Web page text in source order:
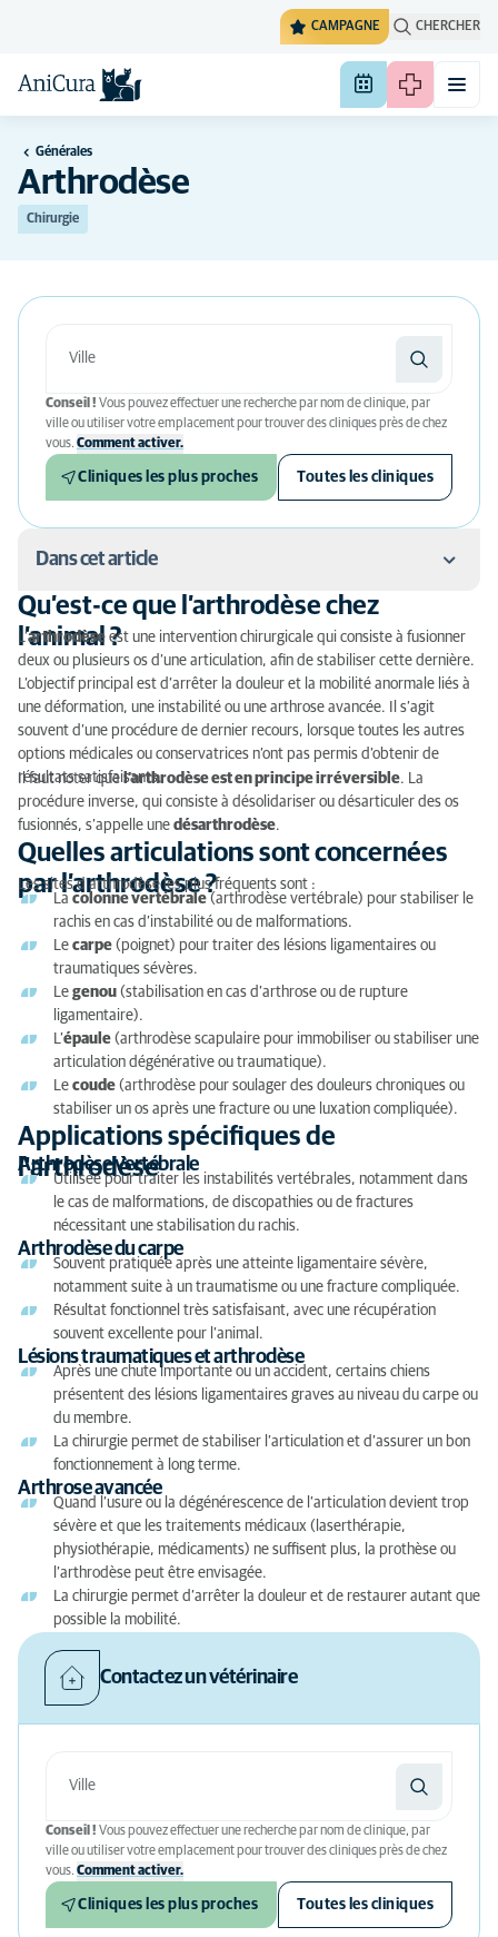
CAMPAGNE CHERCHER
Générales
Arthrodèse
Chirurgie
Conseil ! Vous pouvez effectuer une recherche par nom de clinique, par
ville ou utiliser votre emplacement pour trouver des cliniques près de chez
vous. Comment activer.
Cliniques les plus proches Toutes les cliniques
Dans cet article
Qu’est-ce que l’arthrodèse chez l’animal ?
Quelles articulations sont concernées par
l’arthrodèse ?
Applications spécifiques de l'arthrodèse
Qu’est-ce que l’arthrodèse chez
l’animal ?
L’arthrodèse est une intervention chirurgicale qui consiste à fusionner
deux ou plusieurs os d’une articulation, afin de stabiliser cette dernière.
L’objectif principal est d’arrêter la douleur et la mobilité anormale liés à
une déformation, une instabilité ou une arthrose avancée. Il s’agit
souvent d’une procédure de dernier recours, lorsque toutes les autres
options médicales ou conservatrices n’ont pas permis d’obtenir de
résultats satisfaisants.
Il faut noter quel’arthrodèse est en principe irréversible. La
procédure inverse, qui consiste à désolidariser ou désarticuler des os
fusionnés, s’appelle une désarthrodèse.
Quelles articulations sont concernées
par l’arthrodèse ?
Les sites d'arthrodèse les plus fréquents sont :
La colonne vertébrale (arthrodèse vertébrale) pour stabiliser le
rachis en cas d’instabilité ou de malformations.
Le carpe (poignet) pour traiter des lésions ligamentaires ou
traumatiques sévères.
Le genou (stabilisation en cas d’arthrose ou de rupture
ligamentaire).
L’épaule (arthrodèse scapulaire pour immobiliser ou stabiliser une
articulation dégénérative ou traumatique).
Le coude (arthrodèse pour soulager des douleurs chroniques ou
stabiliser un os après une fracture ou une luxation compliquée).
Applications spécifiques de
l'arthrodèse
Arthrodèse vertébrale
Utilisée pour traiter les instabilités vertébrales, notamment dans
le cas de malformations, de discopathies ou de fractures
nécessitant une stabilisation du rachis.
Arthrodèse du carpe
Souvent pratiquée après une atteinte ligamentaire sévère,
notamment suite à un traumatisme ou une fracture compliquée.
Résultat fonctionnel très satisfaisant, avec une récupération
souvent excellente pour l’animal.
Lésions traumatiques et arthrodèse
Après une chute importante ou un accident, certains chiens
présentent des lésions ligamentaires graves au niveau du carpe ou
du membre.
La chirurgie permet de stabiliser l’articulation et d’assurer un bon
fonctionnement à long terme.
Arthrose avancée
Quand l’usure ou la dégénérescence de l’articulation devient trop
sévère et que les traitements médicaux (laserthérapie,
physiothérapie, médicaments) ne suffisent plus, la prothèse ou
l’arthrodèse peut être envisagée.
La chirurgie permet d’arrêter la douleur et de restaurer autant que
possible la mobilité.
Contactez un vétérinaire
Conseil ! Vous pouvez effectuer une recherche par nom de clinique, par
ville ou utiliser votre emplacement pour trouver des cliniques près de chez
vous. Comment activer.
Cliniques les plus proches Toutes les cliniques